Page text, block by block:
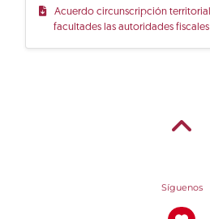
Acuerdo circunscripción
facultades las autoridades
Síguenos